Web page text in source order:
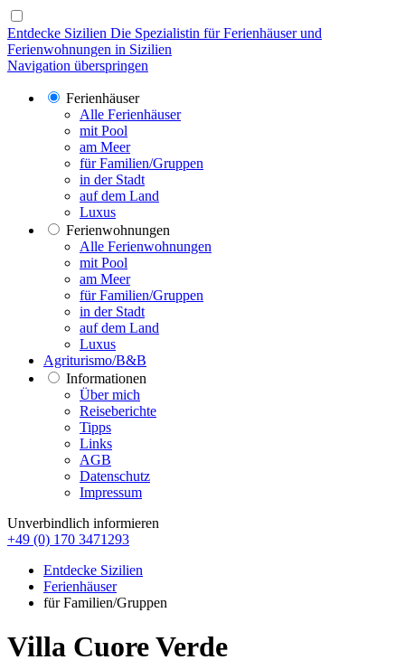
Entdecke Sizilien Die Spezialistin für Ferienhäuser und
Ferienwohnungen in Sizilien
Navigation überspringen
Ferienhäuser
Alle Ferienhäuser
mit Pool
am Meer
für Familien/Gruppen
in der Stadt
auf dem Land
Luxus
Ferienwohnungen
Alle Ferienwohnungen
mit Pool
am Meer
für Familien/Gruppen
in der Stadt
auf dem Land
Luxus
Agriturismo/B&B
Informationen
Über mich
Reiseberichte
Tipps
Links
AGB
Datenschutz
Impressum
Unverbindlich informieren
+49 (0) 170 3471293
Entdecke Sizilien
Ferienhäuser
für Familien/Gruppen
Villa Cuore Verde